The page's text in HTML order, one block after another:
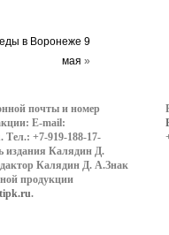
в Воронеже 9
мая »
почты и номер
E-mail:
Тел.: +7-919-188-17-
издания Калядин Д.
Калядин Д. А.Знак
продукции
.